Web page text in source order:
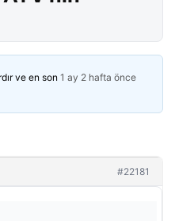
ve en son 1 ay 2 hafta önce
#22181